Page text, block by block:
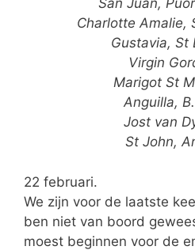
San Juan,
Charlotte Amalie,
Gustavia, St
Virgin
Marigot St
Anguilla,
Jost van
St John,
22 februari.
We zijn voor de laatste
ben niet van boord
moest beginnen voor de